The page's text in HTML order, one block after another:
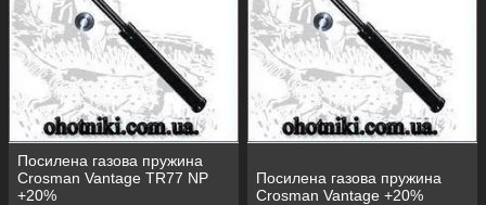
Посилена газова пружина
Crosman Vantage TR77 NP
+20%
Посилена газова пружина
Crosman Vantage +20%